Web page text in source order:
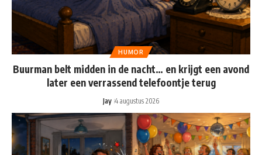
HUMOR
Buurman belt midden in de nacht… en krijgt een avond
later een verrassend telefoontje terug
Jay 4 augustus 2026